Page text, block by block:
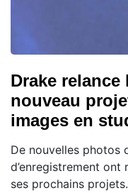
Drake
nouveau
images en
De nouvelles photos
d’enregistrement
ses prochains